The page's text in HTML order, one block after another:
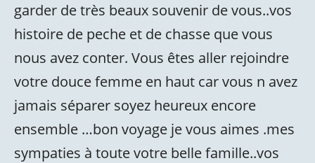
garder de très beaux souvenir de vous..vos
histoire de peche et de chasse que vous
nous avez conter. Vous êtes aller rejoindre
votre douce femme en haut car vous n avez
jamais séparer soyez heureux encore
ensemble …bon voyage je vous aimes .mes
sympaties à toute votre belle famille..vos